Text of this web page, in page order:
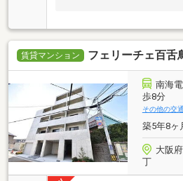
賃貸マンション フェリーチェ百舌
南海
歩8分
その他の交通
築5年8ヶ
大阪
丁